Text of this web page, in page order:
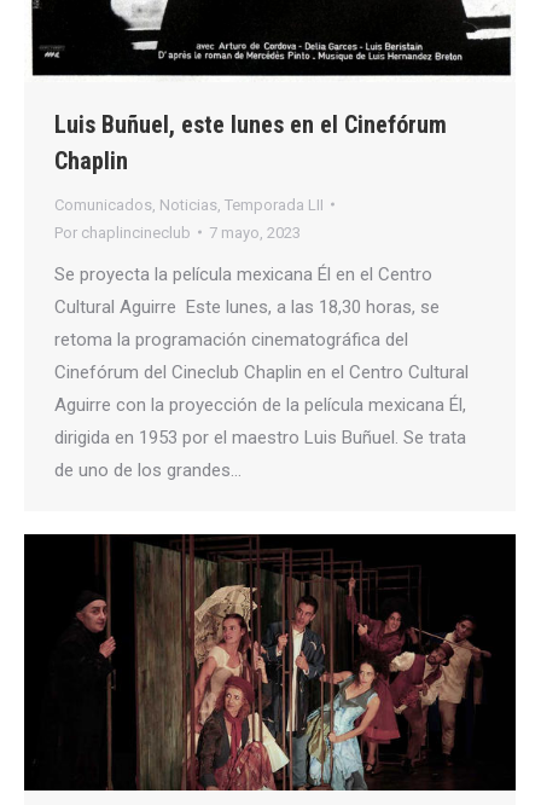
Luis Buñuel, este lunes en el Cinefórum
Chaplin
Comunicados Noticias Temporada LII
Por chaplincineclub 7 mayo, 2023
Se proyecta la película mexicana Él en el Centro
Cultural Aguirre Este lunes, a las 18,30 horas, se
retoma la programación cinematográfica del
Cinefórum del Cineclub Chaplin en el Centro Cultural
Aguirre con la proyección de la película mexicana Él,
dirigida en 1953 por el maestro Luis Buñuel. Se trata
de uno de los grandes…